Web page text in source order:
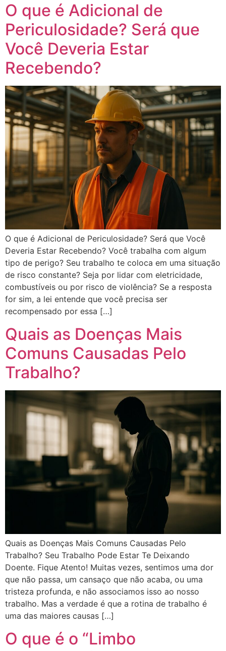
O que é Adicional de
Periculosidade? Será que
Você Deveria Estar
Recebendo?
O que é Adicional de Periculosidade? Será que Você
Deveria Estar Recebendo? Você trabalha com algum
tipo de perigo? Seu trabalho te coloca em uma situação
de risco constante? Seja por lidar com eletricidade,
combustíveis ou por risco de violência? Se a resposta
for sim, a lei entende que você precisa ser
recompensado por essa […]
Quais as Doenças Mais
Comuns Causadas Pelo
Trabalho?
Quais as Doenças Mais Comuns Causadas Pelo
Trabalho? Seu Trabalho Pode Estar Te Deixando
Doente. Fique Atento! Muitas vezes, sentimos uma dor
que não passa, um cansaço que não acaba, ou uma
tristeza profunda, e não associamos isso ao nosso
trabalho. Mas a verdade é que a rotina de trabalho é
uma das maiores causas […]
O que é o “Limbo